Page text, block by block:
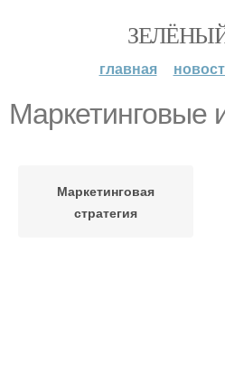
главная
Маркетинговые
Маркетинговая
стратегия